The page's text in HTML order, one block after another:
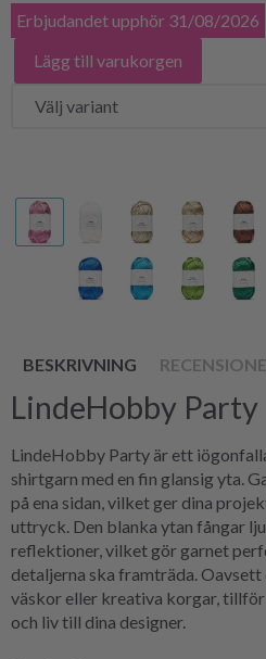
Erbjudandet upphör 31/08/2026
Lägg till varukorgen
BESKRIVNING
LindeHobby Party
LindeHobby Party är ett
shirtgarn med en fin glansig yta.
på ena sidan, vilket ger dina
uttryck. Den blanka ytan fångar
reflektioner, vilket gör garnet
detaljerna ska framträda. Oavsett
väskor eller kreativa korgar,
och liv till dina designer.